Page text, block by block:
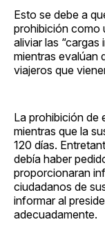
Esto se debe a
prohibición como
aliviar las
mientras evalúan
viajeros que
La prohibición de
mientras que la
120 días.
debía haber
proporcionaran
ciudadanos de
informar al
adecuadamente.